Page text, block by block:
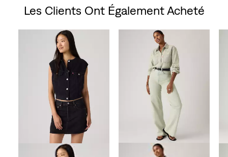
Les Clients Ont Également Acheté